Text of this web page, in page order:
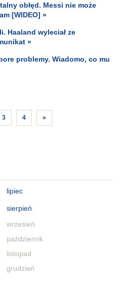
lipiec
sierpień
wrzesień
październik
listopad
grudzień
obłęd. Messi nie może
[WIDEO] »
Haaland wyleciał ze
»
problemy. Wiadomo, co mu
3 4 »